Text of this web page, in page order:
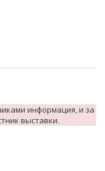
информация, и за
выставки.